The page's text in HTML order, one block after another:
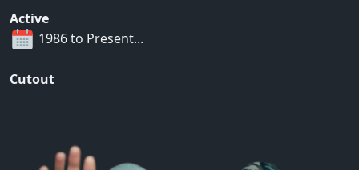
Active
1986 to Present...
Cutout